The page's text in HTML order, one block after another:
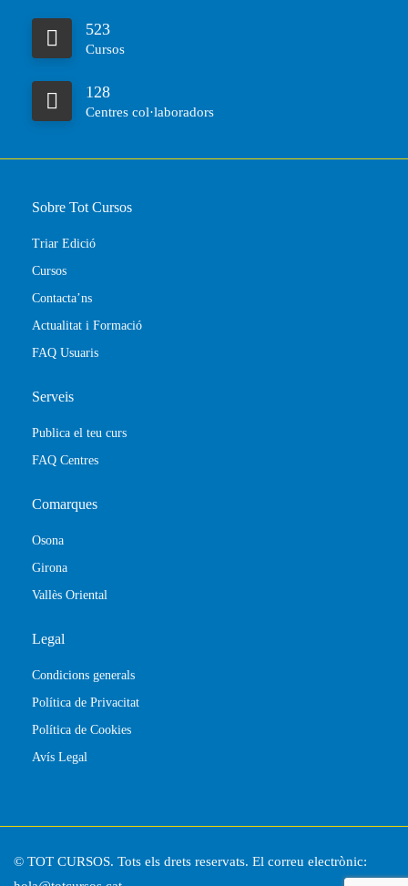
523
Cursos
128
Centres col·laboradors
Sobre Tot Cursos
Triar Edició
Cursos
Contacta’ns
Actualitat i Formació
FAQ Usuaris
Serveis
Publica el teu curs
FAQ Centres
Comarques
Osona
Girona
Vallès Oriental
Legal
Condicions generals
Política de Privacitat
Política de Cookies
Avís Legal
© TOT CURSOS. Tots els drets reservats. El correu electrònic: